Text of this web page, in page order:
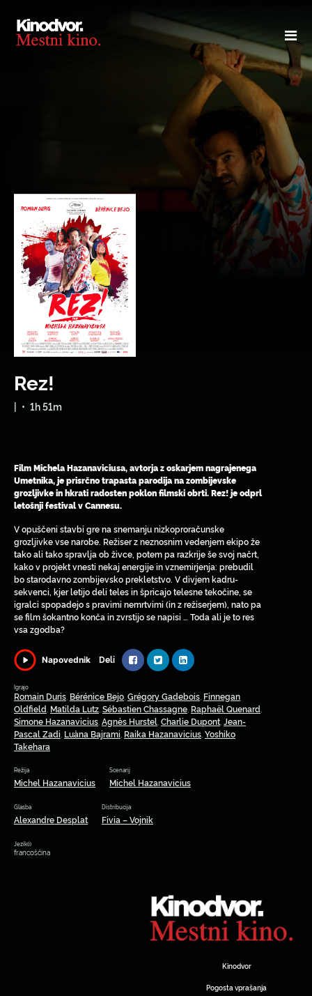
Rez!
| • 1h 51m
Film Michela Hazanaviciusa, avtorja z oskarjem nagrajenega
Umetnika, je prisrčno trapasta parodija na zombijevske
grozljivke in hkrati radosten poklon filmski obrti. Rez! je odprl
letošnji festival v Cannesu.
V opuščeni stavbi gre na snemanju nizkoproračunske
grozljivke vse narobe. Režiser z neznosnim vedenjem ekipo že
tako ali tako spravlja ob živce, potem pa razkrije še svoj načrt,
kako v projekt vnesti nekaj energije in vznemirjenja: prebudil
bo starodavno zombijevsko prekletstvo. V divjem kadru-
sekvenci, kjer letijo deli teles in špricajo telesne tekočine, se
igralci spopadejo s pravimi nemrtvimi (in z režiserjem), nato pa
se film šokantno konča in zvrstijo se napisi … Toda ali je to res
vsa zgodba?
Napovednik Deli
Igrajo
Romain Duris Bérénice Bejo Grégory Gadebois Finnegan
Oldfield Matilda Lutz Sébastien Chassagne Raphaël Quenard
Simone Hazanavicius Agnès Hurstel Charlie Dupont Jean-
Pascal Zadi Luàna Bajrami Raika Hazanavicius Yoshiko
Takehara
Režija
Michel Hazanavicius
Scenarij
Michel Hazanavicius
Glasba
Alexandre Desplat
Distribucija
Fivia – Vojnik
Jezik(i)
francoščina
Kinodvor
Pogosta vprašanja